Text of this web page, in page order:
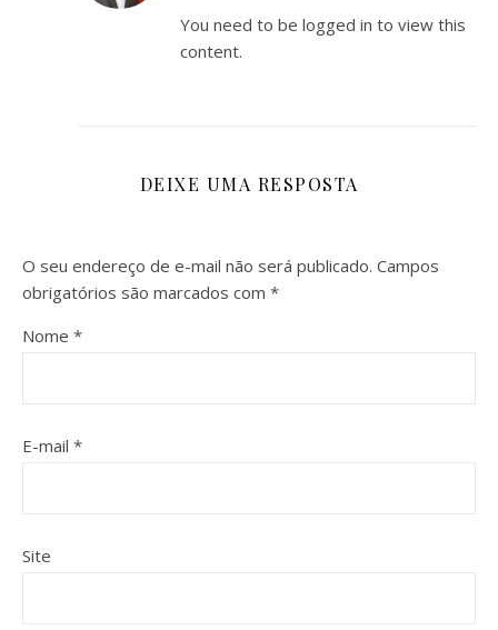
You need to be logged in to view this
content.
DEIXE UMA RESPOSTA
O seu endereço de e-mail não será publicado. Campos
obrigatórios são marcados com *
Nome *
E-mail *
Site